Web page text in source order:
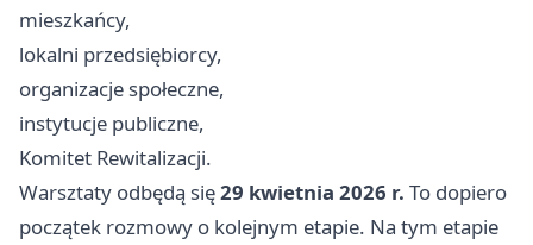
mieszkańcy,
lokalni przedsiębiorcy,
organizacje społeczne,
instytucje publiczne,
Komitet Rewitalizacji.
Warsztaty odbędą się29 kwietnia 2026 r. To dopiero
początek rozmowy o kolejnym etapie. Na tym etapie